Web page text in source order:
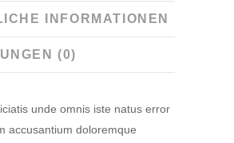
INFORMATIONEN
(0)
unde omnis iste natus error
accusantium doloremque